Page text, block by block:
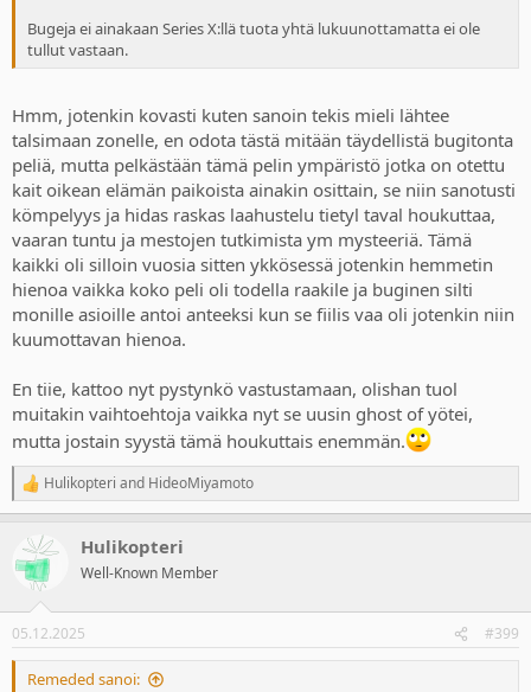
Bugeja ei ainakaan Series X:llä tuota yhtä lukuunottamatta ei ole
tullut vastaan.
Hmm, jotenkin kovasti kuten sanoin tekis mieli lähtee
talsimaan zonelle, en odota tästä mitään täydellistä bugitonta
peliä, mutta pelkästään tämä pelin ympäristö jotka on otettu
kait oikean elämän paikoista ainakin osittain, se niin sanotusti
kömpelyys ja hidas raskas laahustelu tietyl taval houkuttaa,
vaaran tuntu ja mestojen tutkimista ym mysteeriä. Tämä
kaikki oli silloin vuosia sitten ykkösessä jotenkin hemmetin
hienoa vaikka koko peli oli todella raakile ja buginen silti
monille asioille antoi anteeksi kun se fiilis vaa oli jotenkin niin
kuumottavan hienoa.
En tiie, kattoo nyt pystynkö vastustamaan, olishan tuol
muitakin vaihtoehtoja vaikka nyt se uusin ghost of yötei,
mutta jostain syystä tämä houkuttais enemmän.
R
e
c
t
s
:
Hulikopteri and HideoMiyamoto
Hulikopteri
Well-Known Member
05.12.2025 #399
Remeded sanoi: